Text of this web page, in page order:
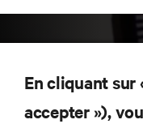
En cliquant sur
accepter »),